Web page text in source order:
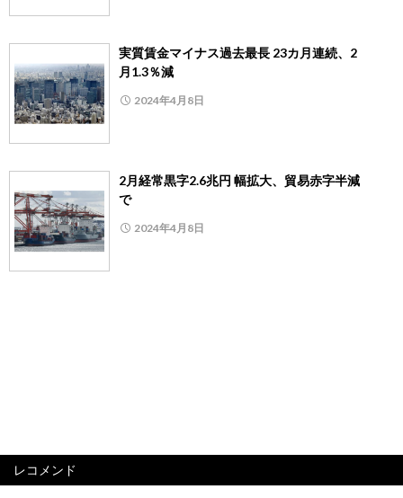
実質賃金マイナス過去最長 23カ月連続、2
月1.3％減
2024年4月8日
2月経常黒字2.6兆円 幅拡大、貿易赤字半減
で
2024年4月8日
レコメンド